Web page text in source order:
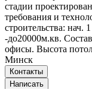
стадии
требования и
строительства: нач.
-до20000м.кв.
офисы. Высота
Минск
Контакты
Написать